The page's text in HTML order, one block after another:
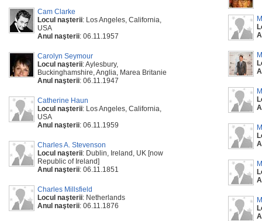
Cam Clarke
Locul naşterii: Los Angeles, California,
USA
Anul naşterii: 06.11.1957
Carolyn Seymour
Locul naşterii: Aylesbury,
Buckinghamshire, Anglia, Marea Britanie
Anul naşterii: 06.11.1947
Catherine Haun
Locul naşterii: Los Angeles, California,
USA
Anul naşterii: 06.11.1959
Charles A. Stevenson
Locul naşterii: Dublin, Ireland, UK [now
Republic of Ireland]
Anul naşterii: 06.11.1851
Charles Millsfield
Locul naşterii: Netherlands
Anul naşterii: 06.11.1876